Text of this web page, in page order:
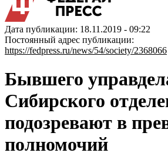
Дата публикации: 18.11.2019 - 09:22
Постоянный адрес публикации:
https://fedpress.ru/news/54/society/2368066
Бывшего
Сибирского
подозревают в
полномочий